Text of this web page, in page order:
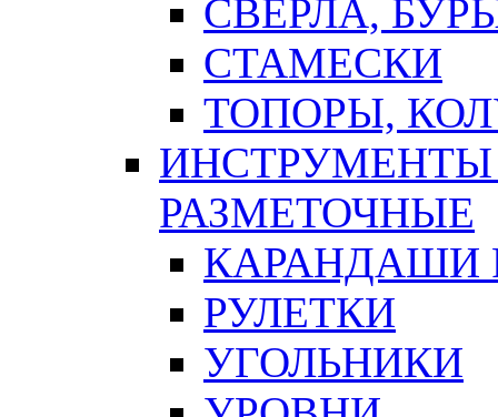
СВЕРЛА,
СТАМЕСКИ
ТОПОРЫ,
ИНСТРУМЕНТЫ
РАЗМЕТОЧНЫЕ
КАРАНДАШИ
РУЛЕТКИ
УГОЛЬНИКИ